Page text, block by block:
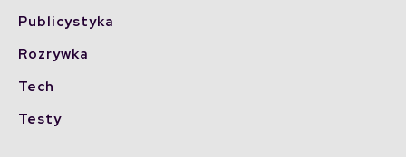
Publicystyka
Rozrywka
Tech
Testy